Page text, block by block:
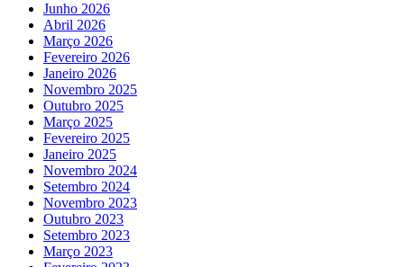
Junho 2026
Abril 2026
Março 2026
Fevereiro 2026
Janeiro 2026
Novembro 2025
Outubro 2025
Março 2025
Fevereiro 2025
Janeiro 2025
Novembro 2024
Setembro 2024
Novembro 2023
Outubro 2023
Setembro 2023
Março 2023